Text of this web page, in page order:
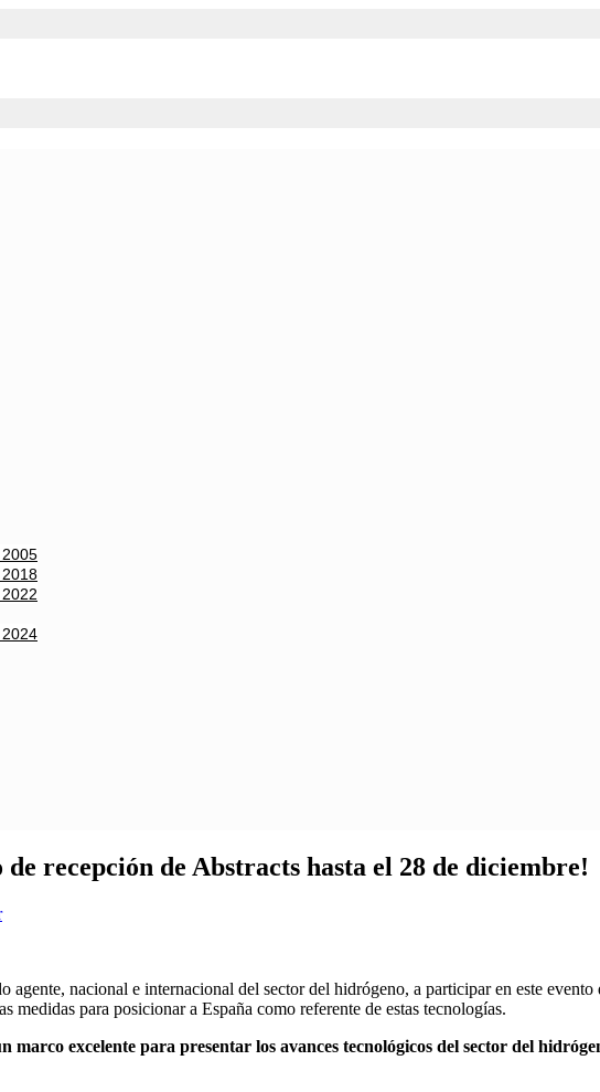
2005
2018
2024
recepción de Abstracts hasta el 28 de diciembre!
agente, nacional e internacional del sector del hidrógeno, a participar en este
medidas para posicionar a España como referente de estas tecnologías.
marco excelente para presentar los avances tecnológicos del sector del